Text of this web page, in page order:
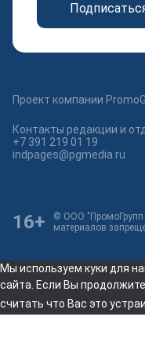
Проект компании
Контакты редакции и
+7 391 219 01 19
indpages@pgmedia.ru
© ООО "ПромоГрупп
материалов
16+
Мы используем куки для
сайта. Если Вы
считать что Вас это